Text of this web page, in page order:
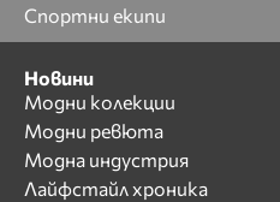
Спортни екипи
Новини
Модни колекции
Модни ревюта
Модна индустрия
Лайфстайл хроника